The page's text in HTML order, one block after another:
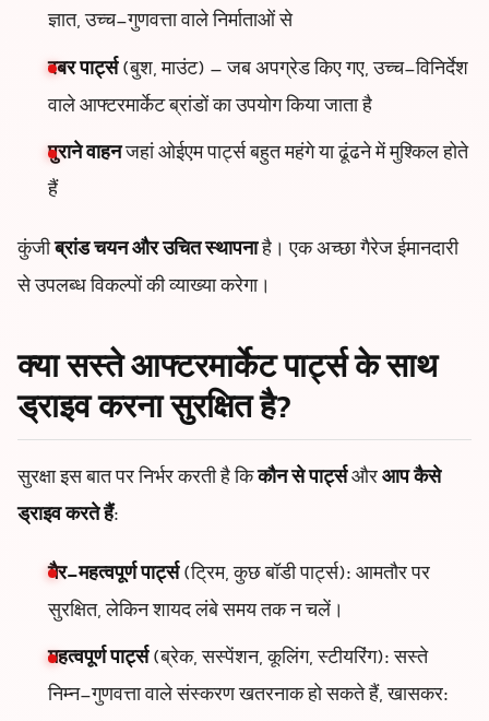
ज्ञात, उच्च-गुणवत्ता वाले निर्माताओं से
रबर पार्ट्स(बुश, माउंट) – जब अपग्रेड किए गए, उच्च-विनिर्देश
वाले आफ्टरमार्केट ब्रांडों का उपयोग किया जाता है
पुराने वाहनजहां ओईएम पार्ट्स बहुत महंगे या ढूंढने में मुश्किल होते
हैं
कुंजीब्रांड चयन और उचित स्थापनाहै। एक अच्छा गैरेज ईमानदारी
से उपलब्ध विकल्पों की व्याख्या करेगा।
क्या सस्ते आफ्टरमार्केट पार्ट्स के साथ
ड्राइव करना सुरक्षित है?
सुरक्षा इस बात पर निर्भर करती है किकौन से पार्ट्सऔरआप कैसे
ड्राइव करते हैं:
गैर-महत्वपूर्ण पार्ट्स(ट्रिम, कुछ बॉडी पार्ट्स): आमतौर पर
सुरक्षित, लेकिन शायद लंबे समय तक न चलें।
महत्वपूर्ण पार्ट्स(ब्रेक, सस्पेंशन, कूलिंग, स्टीयरिंग): सस्ते
निम्न-गुणवत्ता वाले संस्करण खतरनाक हो सकते हैं, खासकर: